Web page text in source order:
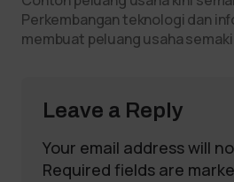
Perkembangan teknologi dan
membuat peluang usaha
Leave a Reply
Your email address will
Required fields are